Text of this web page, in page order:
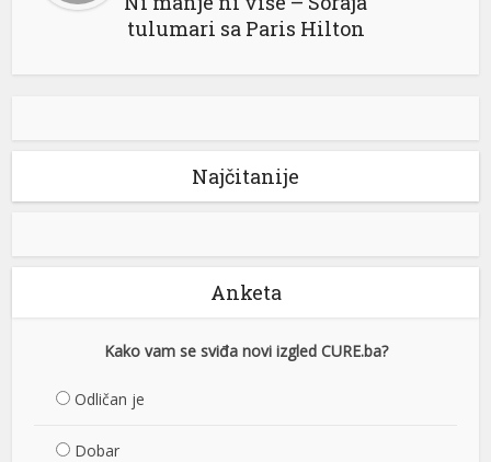
tulumari sa Paris Hilton
Najčitanije
Anketa
Kako vam se sviđa novi izgled CURE.ba?
Odličan je
Dobar